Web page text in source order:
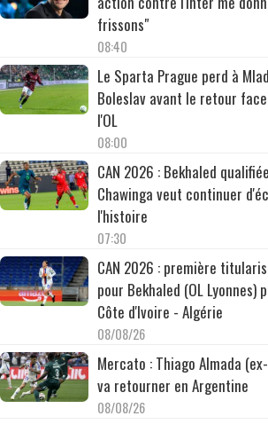
frissons"
08:40
Le Sparta Prague perd à
Boleslav avant le retour
l'OL
08:00
CAN 2026 : Bekhaled
Chawinga veut continuer
l'histoire
07:30
CAN 2026 : première
pour Bekhaled (OL Lyonnes)
Côte d'Ivoire - Algérie
08/08/26
Mercato : Thiago Almada
va retourner en Argentine
08/08/26